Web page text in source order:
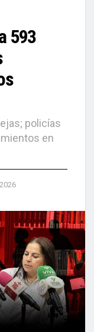
593
policías
en